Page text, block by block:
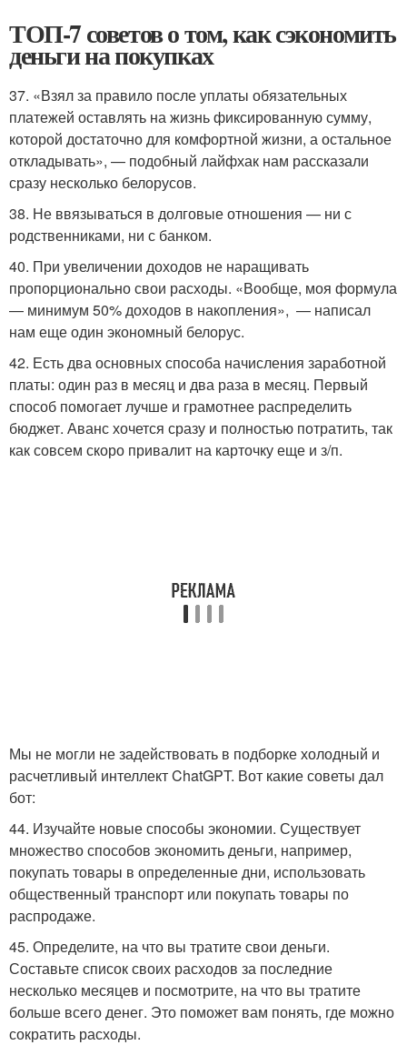
ТОП-7 советов о том, как сэкономить
деньги на покупках
37. «Взял за правило после уплаты обязательных
платежей оставлять на жизнь фиксированную сумму,
которой достаточно для комфортной жизни, а остальное
откладывать», — подобный лайфхак нам рассказали
сразу несколько белорусов.
38. Не ввязываться в долговые отношения — ни с
родственниками, ни с банком.
40. При увеличении доходов не наращивать
пропорционально свои расходы. «Вообще, моя формула
— минимум 50% доходов в накопления», — написал
нам еще один экономный белорус.
42. Есть два основных способа начисления заработной
платы: один раз в месяц и два раза в месяц. Первый
способ помогает лучше и грамотнее распределить
бюджет. Аванс хочется сразу и полностью потратить, так
как совсем скоро привалит на карточку еще и з/п.
Мы не могли не задействовать в подборке холодный и
расчетливый интеллект ChatGPT. Вот какие советы дал
бот:
44. Изучайте новые способы экономии. Существует
множество способов экономить деньги, например,
покупать товары в определенные дни, использовать
общественный транспорт или покупать товары по
распродаже.
45. Определите, на что вы тратите свои деньги.
Составьте список своих расходов за последние
несколько месяцев и посмотрите, на что вы тратите
больше всего денег. Это поможет вам понять, где можно
сократить расходы.